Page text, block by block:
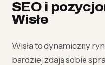
SEO i
Wisłe
Wisła to dynamiczny
bardziej zdają sobie